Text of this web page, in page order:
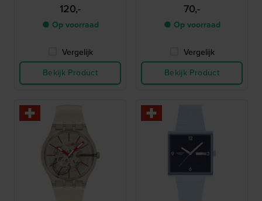
120,-
● Op voorraad
Vergelijk
Bekijk Product
70,-
● Op voorraad
Vergelijk
Bekijk Product